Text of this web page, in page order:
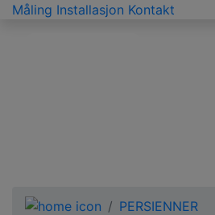
Måling Installasjon Kontakt
PERSIENNER